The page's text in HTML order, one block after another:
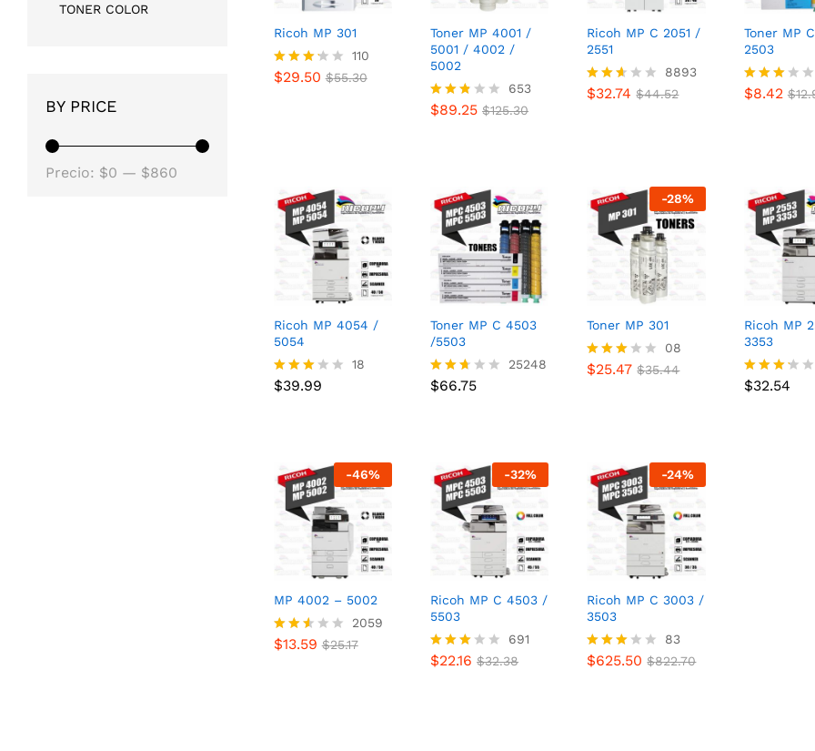
Ricoh MP 301
Valorad
110
$29.50 $55.30
$29.50 $55.30
Toner MP 4001 /
5001 / 4002 /
5002
Valora
653
$89.25 $125.30
$89.25 $125.30
Ricoh MP C 2051 /
2551
Valor
8893
$32.74 $44.52
$32.74 $ 44.52
Toner MP
2503
Valora
$8.42 $
$8.42 $
Ricoh MP 4054 /
5054
Valora
18
$39.99
$39.99
Toner MP C 4503
/5503
Valora
25248
$66.75
$66.75
-28%
Toner MP 301
Valora
08
$25.47 $35.44
$25.47 $ 35.44
Ricoh MP
3353
Valorad
$32.54
$32.54
-46%
MP 4002 – 5002
Valor
2059
$13.59 $25.17
$13.59 $ 25.17
-32%
Ricoh MP C 4503 /
5503
Valora
691
$22.16 $32.38
$22.16 $ 32.38
-24%
Ricoh MP C 3003 /
3503
Valora
83
$625.50 $822.70
$625.50 $822.70
TONER COLOR
BY PRICE
Precio: $0 — $860